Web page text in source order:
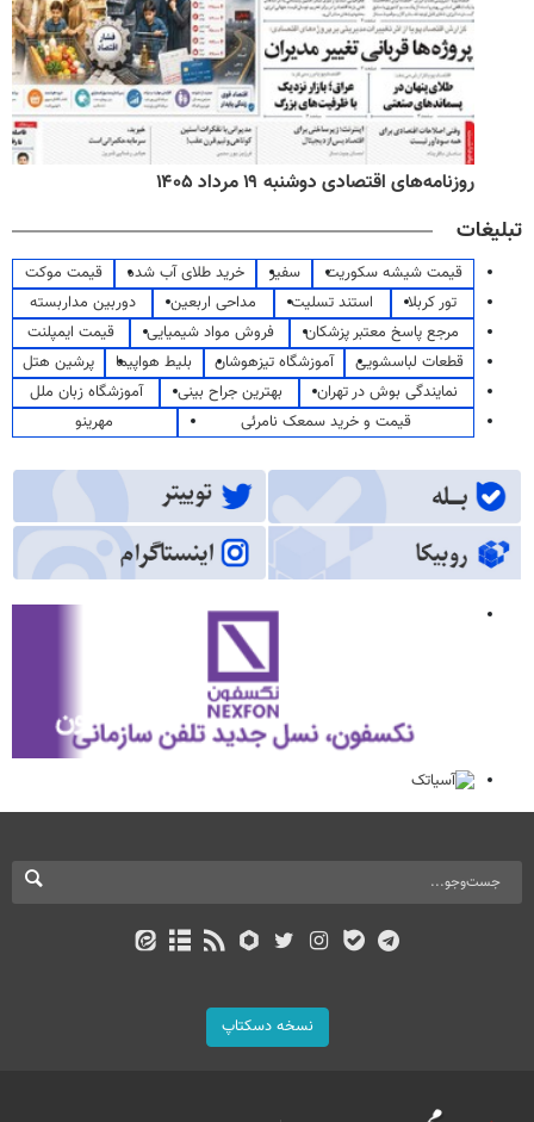
روزنامه‌های اقتصادی دوشنبه ۱۹ مرداد ۱۴۰۵
تبلیغات
قیمت شیشه سکوریت سفیر خرید طلای آب شده
قیمت موکت
تور کربلا
استند تسلیت مداحی اربعین
دوربین مداربسته
مرجع پاسخ معتبر پزشکان
فروش مواد شیمیایی
قیمت ایمپلنت
قطعات لباسشویی
آموزشگاه تیزهوشان بلیط هواپیما
پرشین هتل
نمایندگی بوش در تهران
بهترین جراح بینی
آموزشگاه زبان ملل
قیمت و خرید سمعک نامرئی
مهرینو
نسخه دسکتاپ